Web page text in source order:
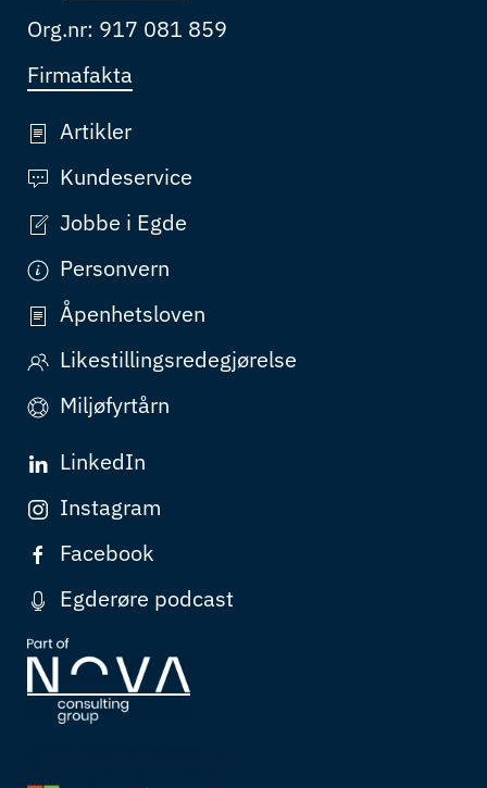
Org.nr: 917 081 859
Firmafakta
Artikler
Kundeservice
Jobbe i Egde
Personvern
Åpenhetsloven
Likestillingsredegjørelse
Miljøfyrtårn
LinkedIn
Instagram
Facebook
Egderøre podcast